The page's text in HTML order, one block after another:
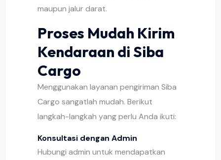
maupun jalur darat.
Proses Mudah Kirim
Kendaraan di Siba
Cargo
Menggunakan layanan pengiriman Siba
Cargo sangatlah mudah. Berikut
langkah-langkah yang perlu Anda ikuti:
Konsultasi dengan Admin
Hubungi admin untuk mendapatkan